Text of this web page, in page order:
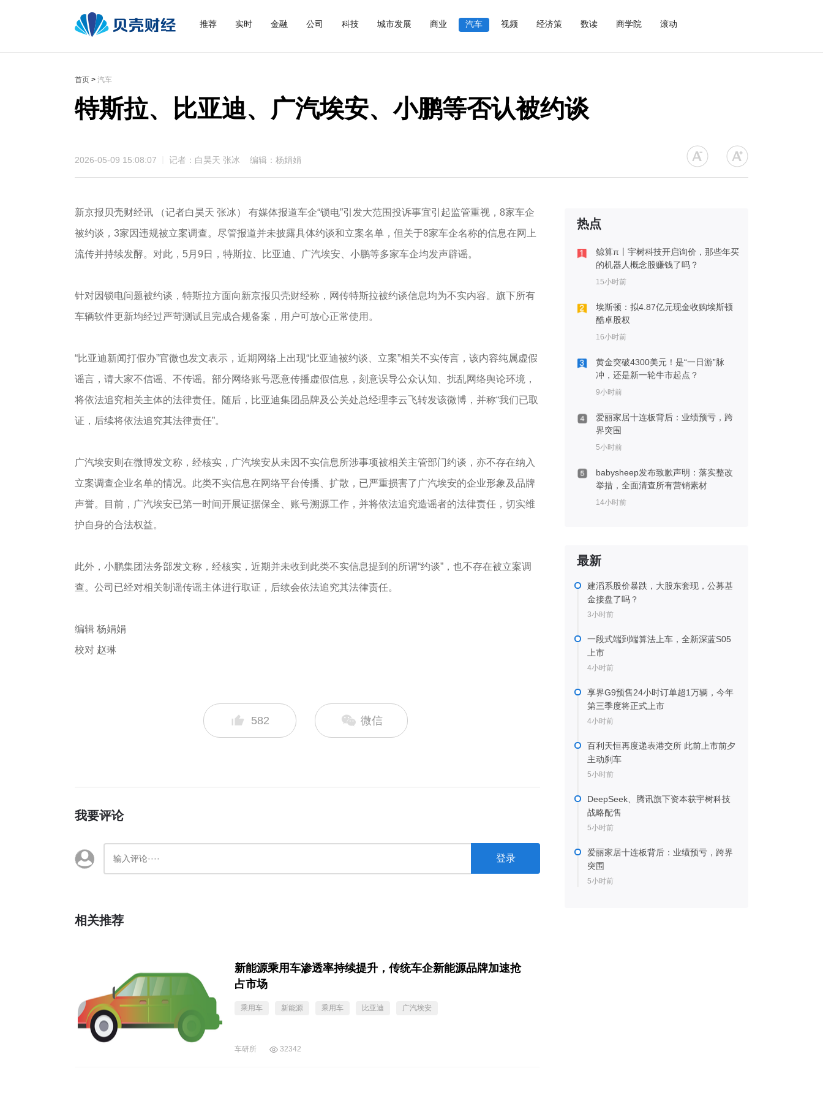
推荐 实时 金融 公司 科技 城市发展 商业 汽车 视频 经济策 数读 商学院 滚动
首页 > 汽车
特斯拉、比亚迪、广汽埃安、小鹏等否认被约谈
2026-05-09 15:08:07 记者：白昊天 张冰 编辑：杨娟娟
新京报贝壳财经讯 （记者白昊天 张冰） 有媒体报道车企“锁电”引发大范围投诉事宜引起监管重视，8家车企
被约谈，3家因违规被立案调查。尽管报道并未披露具体约谈和立案名单，但关于8家车企名称的信息在网上
流传并持续发酵。对此，5月9日，特斯拉、比亚迪、广汽埃安、小鹏等多家车企均发声辟谣。
针对因锁电问题被约谈，特斯拉方面向新京报贝壳财经称，网传特斯拉被约谈信息均为不实内容。旗下所有
车辆软件更新均经过严苛测试且完成合规备案，用户可放心正常使用。
“比亚迪新闻打假办”官微也发文表示，近期网络上出现“比亚迪被约谈、立案”相关不实传言，该内容纯属虚假
谣言，请大家不信谣、不传谣。部分网络账号恶意传播虚假信息，刻意误导公众认知、扰乱网络舆论环境，
将依法追究相关主体的法律责任。随后，比亚迪集团品牌及公关处总经理李云飞转发该微博，并称“我们已取
证，后续将依法追究其法律责任”。
广汽埃安则在微博发文称，经核实，广汽埃安从未因不实信息所涉事项被相关主管部门约谈，亦不存在纳入
立案调查企业名单的情况。此类不实信息在网络平台传播、扩散，已严重损害了广汽埃安的企业形象及品牌
声誉。目前，广汽埃安已第一时间开展证据保全、账号溯源工作，并将依法追究造谣者的法律责任，切实维
护自身的合法权益。
此外，小鹏集团法务部发文称，经核实，近期并未收到此类不实信息提到的所谓“约谈”，也不存在被立案调
查。公司已经对相关制谣传谣主体进行取证，后续会依法追究其法律责任。
编辑 杨娟娟
校对 赵琳
582 微信
我要评论
登录
相关推荐
新能源乘用车渗透率持续提升，传统车企新能源品牌加速抢
占市场
乘用车 新能源 乘用车 比亚迪 广汽埃安
车研所 32342
热点
鲸算π丨宇树科技开启询价，那些年买
的机器人概念股赚钱了吗？
15小时前
埃斯顿：拟4.87亿元现金收购埃斯顿
酷卓股权
16小时前
黄金突破4300美元！是“一日游”脉
冲，还是新一轮牛市起点？
9小时前
爱丽家居十连板背后：业绩预亏，跨
界突围
5小时前
babysheep发布致歉声明：落实整改
举措，全面清查所有营销素材
14小时前
最新
建滔系股价暴跌，大股东套现，公募基
金接盘了吗？
3小时前
一段式端到端算法上车，全新深蓝S05
上市
4小时前
享界G9预售24小时订单超1万辆，今年
第三季度将正式上市
4小时前
百利天恒再度递表港交所 此前上市前夕
主动刹车
5小时前
DeepSeek、腾讯旗下资本获宇树科技
战略配售
5小时前
爱丽家居十连板背后：业绩预亏，跨界
突围
5小时前